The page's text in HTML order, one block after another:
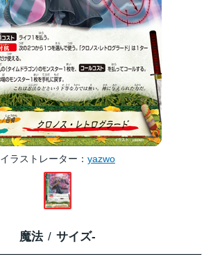
イラストレーター yazwo
魔法 サイズ-